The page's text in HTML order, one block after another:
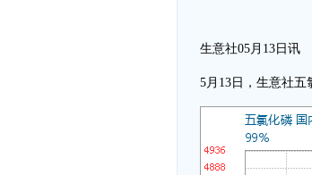
生意社05月13日讯
5月13日，生意社五